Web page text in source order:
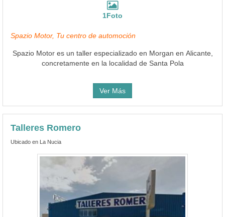
1Foto
Spazio Motor, Tu centro de automoción
Spazio Motor es un taller especializado en Morgan en Alicante,
concretamente en la localidad de Santa Pola
Ver Más
Talleres Romero
Ubicado en La Nucia